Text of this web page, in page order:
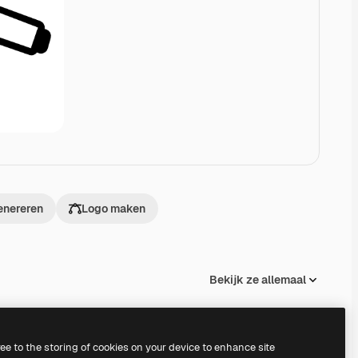
Logo maken
Bekijk ze allemaal
to the storing of cookies on your device to enhance site